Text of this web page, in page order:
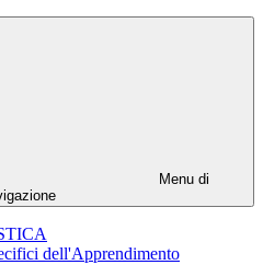
Menu di
dell'Apprendimento